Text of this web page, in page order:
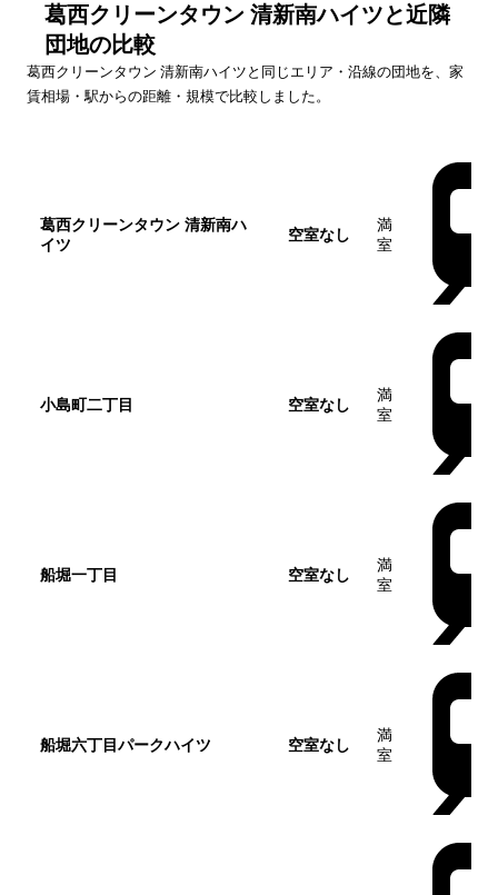
葛西クリーンタウン 清新南ハイツと近隣
団地の比較
葛西クリーンタウン 清新南ハイツ と同じエリア・沿線の団地を、家
賃相場・駅からの距離・規模で比較しました。
葛西クリーンタウン 清新南ハ
イツ
空室なし
満
室
小島町二丁目 空室なし
満
室
船堀一丁目 空室なし
満
室
船堀六丁目パークハイツ 空室なし
満
室